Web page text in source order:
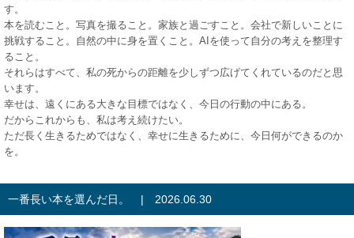
す。
本を読むこと。写真を撮ること。家族と過ごすこと。会社で新しいことに
挑戦すること。自然の中に身を置くこと。AIを使って自分の考えを整理す
ること。
それらはすべて、私の死からの距離を少しずつ広げてくれているのだと思
います。
幸せは、遠くにある大きな目標ではなく、今日の行動の中にある。
だからこれからも、私は考え続けたい。
ただ長く生きるためではなく、幸せに生きるために、今日何ができるのか
を。
一番長い本を選んだ日。 | 2026.06.30